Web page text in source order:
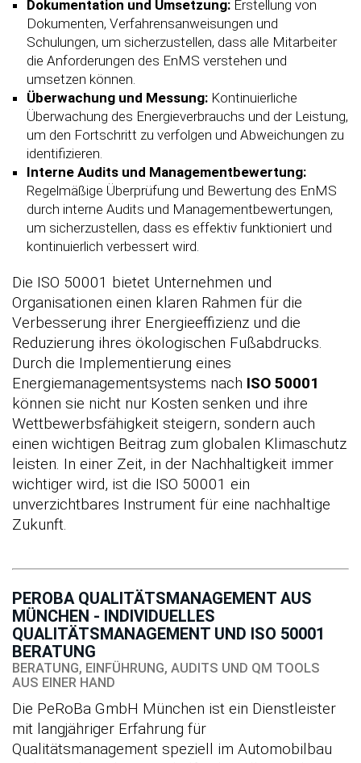
Dokumentation und Umsetzung: Erstellung von
Dokumenten, Verfahrensanweisungen und
Schulungen, um sicherzustellen, dass alle Mitarbeiter
die Anforderungen des EnMS verstehen und
umsetzen können.
Überwachung und Messung: Kontinuierliche
Überwachung des Energieverbrauchs und der Leistung,
um den Fortschritt zu verfolgen und Abweichungen zu
identifizieren.
Interne Audits und Managementbewertung:
Regelmäßige Überprüfung und Bewertung des EnMS
durch interne Audits und Managementbewertungen,
um sicherzustellen, dass es effektiv funktioniert und
kontinuierlich verbessert wird.
Die ISO 50001 bietet Unternehmen und
Organisationen einen klaren Rahmen für die
Verbesserung ihrer Energieeffizienz und die
Reduzierung ihres ökologischen Fußabdrucks.
Durch die Implementierung eines
Energiemanagementsystems nach ISO 50001
können sie nicht nur Kosten senken und ihre
Wettbewerbsfähigkeit steigern, sondern auch
einen wichtigen Beitrag zum globalen Klimaschutz
leisten. In einer Zeit, in der Nachhaltigkeit immer
wichtiger wird, ist die ISO 50001 ein
unverzichtbares Instrument für eine nachhaltige
Zukunft.
PEROBA QUALITÄTSMANAGEMENT AUS
MÜNCHEN - INDIVIDUELLES
QUALITÄTSMANAGEMENT UND ISO 50001
BERATUNG
BERATUNG, EINFÜHRUNG, AUDITS UND QM TOOLS
AUS EINER HAND
Die PeRoBa GmbH München ist ein Dienstleister
mit langjähriger Erfahrung für
Qualitätsmanagement speziell im Automobilbau